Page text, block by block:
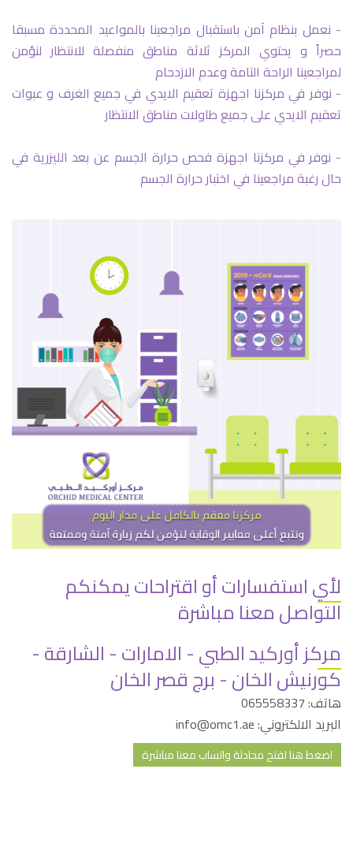
- نعمل بنظام آمن باستقبال مراجعينا بالمواعيد المحددة مسبقا
حصراً و يحتوي المركز ثلاثة مناطق منفصلة للانتظار لنؤمن
لمراجعينا الراحة التامة وعدم الازدحام
- نوفر في مركزنا اجهزة تعقيم الايدي في جميع الغرف و عبوات
تعقيم الايدي على جميع طاولات مناطق الانتظار
- نوفر في مركزنا اجهزة فحص حرارة الجسم عن بعد الليزرية في
حال رغبة مراجعينا في اختبار حرارة الجسم
لأي استفسارات أو اقتراحات يمكنكم
التواصل معنا مباشرة
مركز أوركيد الطبي - الامارات - الشارقة -
كورنيش الخان - برج قصر الخان
هاتف: 065558337
البريد الالكتروني: info@omc1.ae
اضغط هنا لفتح محادثة واتساب معنا مباشرة